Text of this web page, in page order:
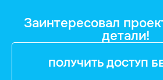
Заинтересовал
детали!
ПОЛУЧИТЬ ДОСТУП